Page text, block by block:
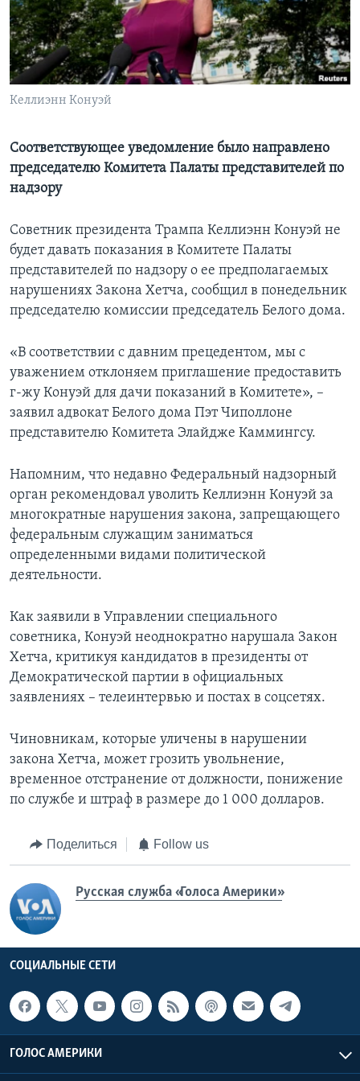
Learning English
СОЦИАЛЬНЫЕ СЕТИ
Языки
Келлиэнн Конуэй
Соответствующее уведомление было направлено
председателю Комитета Палаты представителей по
надзору
Советник президента Трампа Келлиэнн Конуэй не
будет давать показания в Комитете Палаты
представителей по надзору о ее предполагаемых
нарушениях Закона Хетча, сообщил в понедельник
председателю комиссии председатель Белого дома.
«В соответствии с давним прецедентом, мы с
уважением отклоняем приглашение предоставить
г-жу Конуэй для дачи показаний в Комитете», –
заявил адвокат Белого дома Пэт Чиполлоне
представителю Комитета Элайдже Каммингсу.
Напомним, что недавно Федеральный надзорный
орган рекомендовал уволить Келлиэнн Конуэй за
многократные нарушения закона, запрещающего
федеральным служащим заниматься
определенными видами политической
деятельности.
Как заявили в Управлении специального
советника, Конуэй неоднократно нарушала Закон
Хетча, критикуя кандидатов в президенты от
Демократической партии в официальных
заявлениях – телеинтервью и постах в соцсетях.
Чиновникам, которые уличены в нарушении
закона Хетча, может грозить увольнение,
временное отстранение от должности, понижение
по службе и штраф в размере до 1 000 долларов.
Поделиться Follow us
Русская служба «Голоса Америки»
СОЦИАЛЬНЫЕ СЕТИ
ГОЛОС АМЕРИКИ